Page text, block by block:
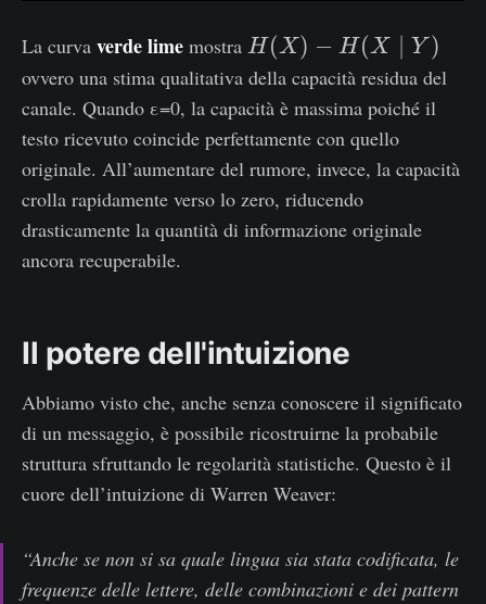
La curva verde lime mostra H
(
X
)
H
(
X
H(X) − H(X ∣ Y )
ovvero una stima qualitativa della capacità residua del
canale. Quando ε=0, la capacità è massima poiché il
testo ricevuto coincide perfettamente con quello
originale. All’aumentare del rumore, invece, la capacità
crolla rapidamente verso lo zero, riducendo
drasticamente la quantità di informazione originale
ancora recuperabile.
Il potere dell'intuizione
Abbiamo visto che, anche senza conoscere il significato
di un messaggio, è possibile ricostruirne la probabile
struttura sfruttando le regolarità statistiche. Questo è il
cuore dell’intuizione di Warren Weaver:
“Anche se non si sa quale lingua sia stata codificata, le
frequenze delle lettere, delle combinazioni e dei pattern